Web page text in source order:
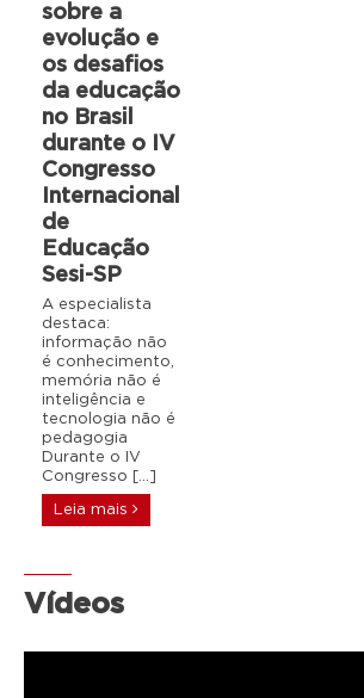
sobre a
evolução e
os desafios
da educação
no Brasil
durante o IV
Congresso
Internacional
de
Educação
Sesi-SP
A especialista
destaca:
informação não
é conhecimento,
memória não é
inteligência e
tecnologia não é
pedagogia
Durante o IV
Congresso […]
Leia mais
Vídeos